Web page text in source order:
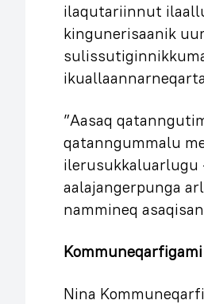
ilaqutariinnut
kingunerisaanik
”Aasaq
qatanngummalu
ilerusukkaluarlugu
aalajangerpunga
nammineq
Nina